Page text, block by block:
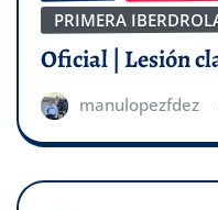
PRIMERA
Oficial | Lesión
manulopezfdez